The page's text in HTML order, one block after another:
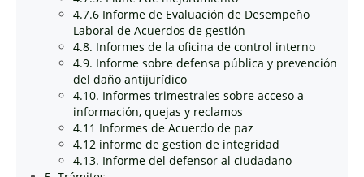
4.7.6 Informe de Evaluación de Desempeño
Laboral de Acuerdos de gestión
4.8. Informes de la oficina de control interno
4.9. Informe sobre defensa pública y prevención
del daño antijurídico
4.10. Informes trimestrales sobre acceso a
información, quejas y reclamos
4.11 Informes de Acuerdo de paz
4.12 informe de gestion de integridad
4.13. Informe del defensor al ciudadano